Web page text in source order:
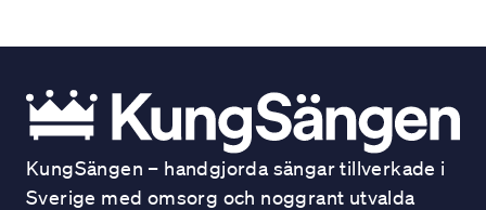
KungSängen – handgjorda sängar tillverkade i
Sverige med omsorg och noggrant utvalda